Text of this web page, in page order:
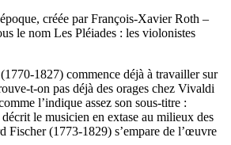
créée par François-Xavier Roth –
le nom Les Pléiades : les violonistes
1827) commence déjà à travailler sur
t-on pas déjà des orages chez Vivaldi
l’indique assez son sous-titre :
le musicien en extase au milieux des
Fischer (1773-1829) s’empare de l’œuvre